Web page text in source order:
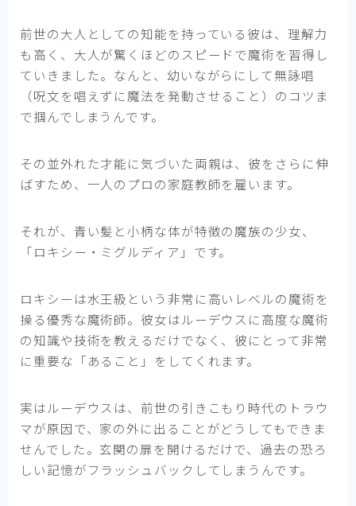
前世の大人としての知能を持っている彼は、理解力
も高く、大人が驚くほどのスピードで魔術を習得し
ていきました。なんと、幼いながらにして無詠唱
（呪文を唱えずに魔法を発動させること）のコツま
で掴んでしまうんです。
その並外れた才能に気づいた両親は、彼をさらに伸
ばすため、一人のプロの家庭教師を雇います。
それが、青い髪と小柄な体が特徴の魔族の少女、
「ロキシー・ミグルディア」です。
ロキシーは水王級という非常に高いレベルの魔術を
操る優秀な魔術師。彼女はルーデウスに高度な魔術
の知識や技術を教えるだけでなく、彼にとって非常
に重要な「あること」をしてくれます。
実はルーデウスは、前世の引きこもり時代のトラウ
マが原因で、家の外に出ることがどうしてもできま
せんでした。玄関の扉を開けるだけで、過去の恐ろ
しい記憶がフラッシュバックしてしまうんです。